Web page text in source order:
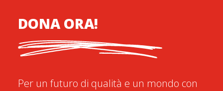
DONA ORA!
Per un futuro di qualità e un mondo con